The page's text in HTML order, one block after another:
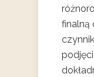
finalną